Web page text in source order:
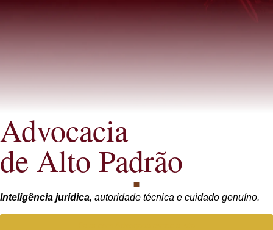
Advocacia
de Alto Padrão
Inteligência jurídica, autoridade técnica e cuidado genuíno.